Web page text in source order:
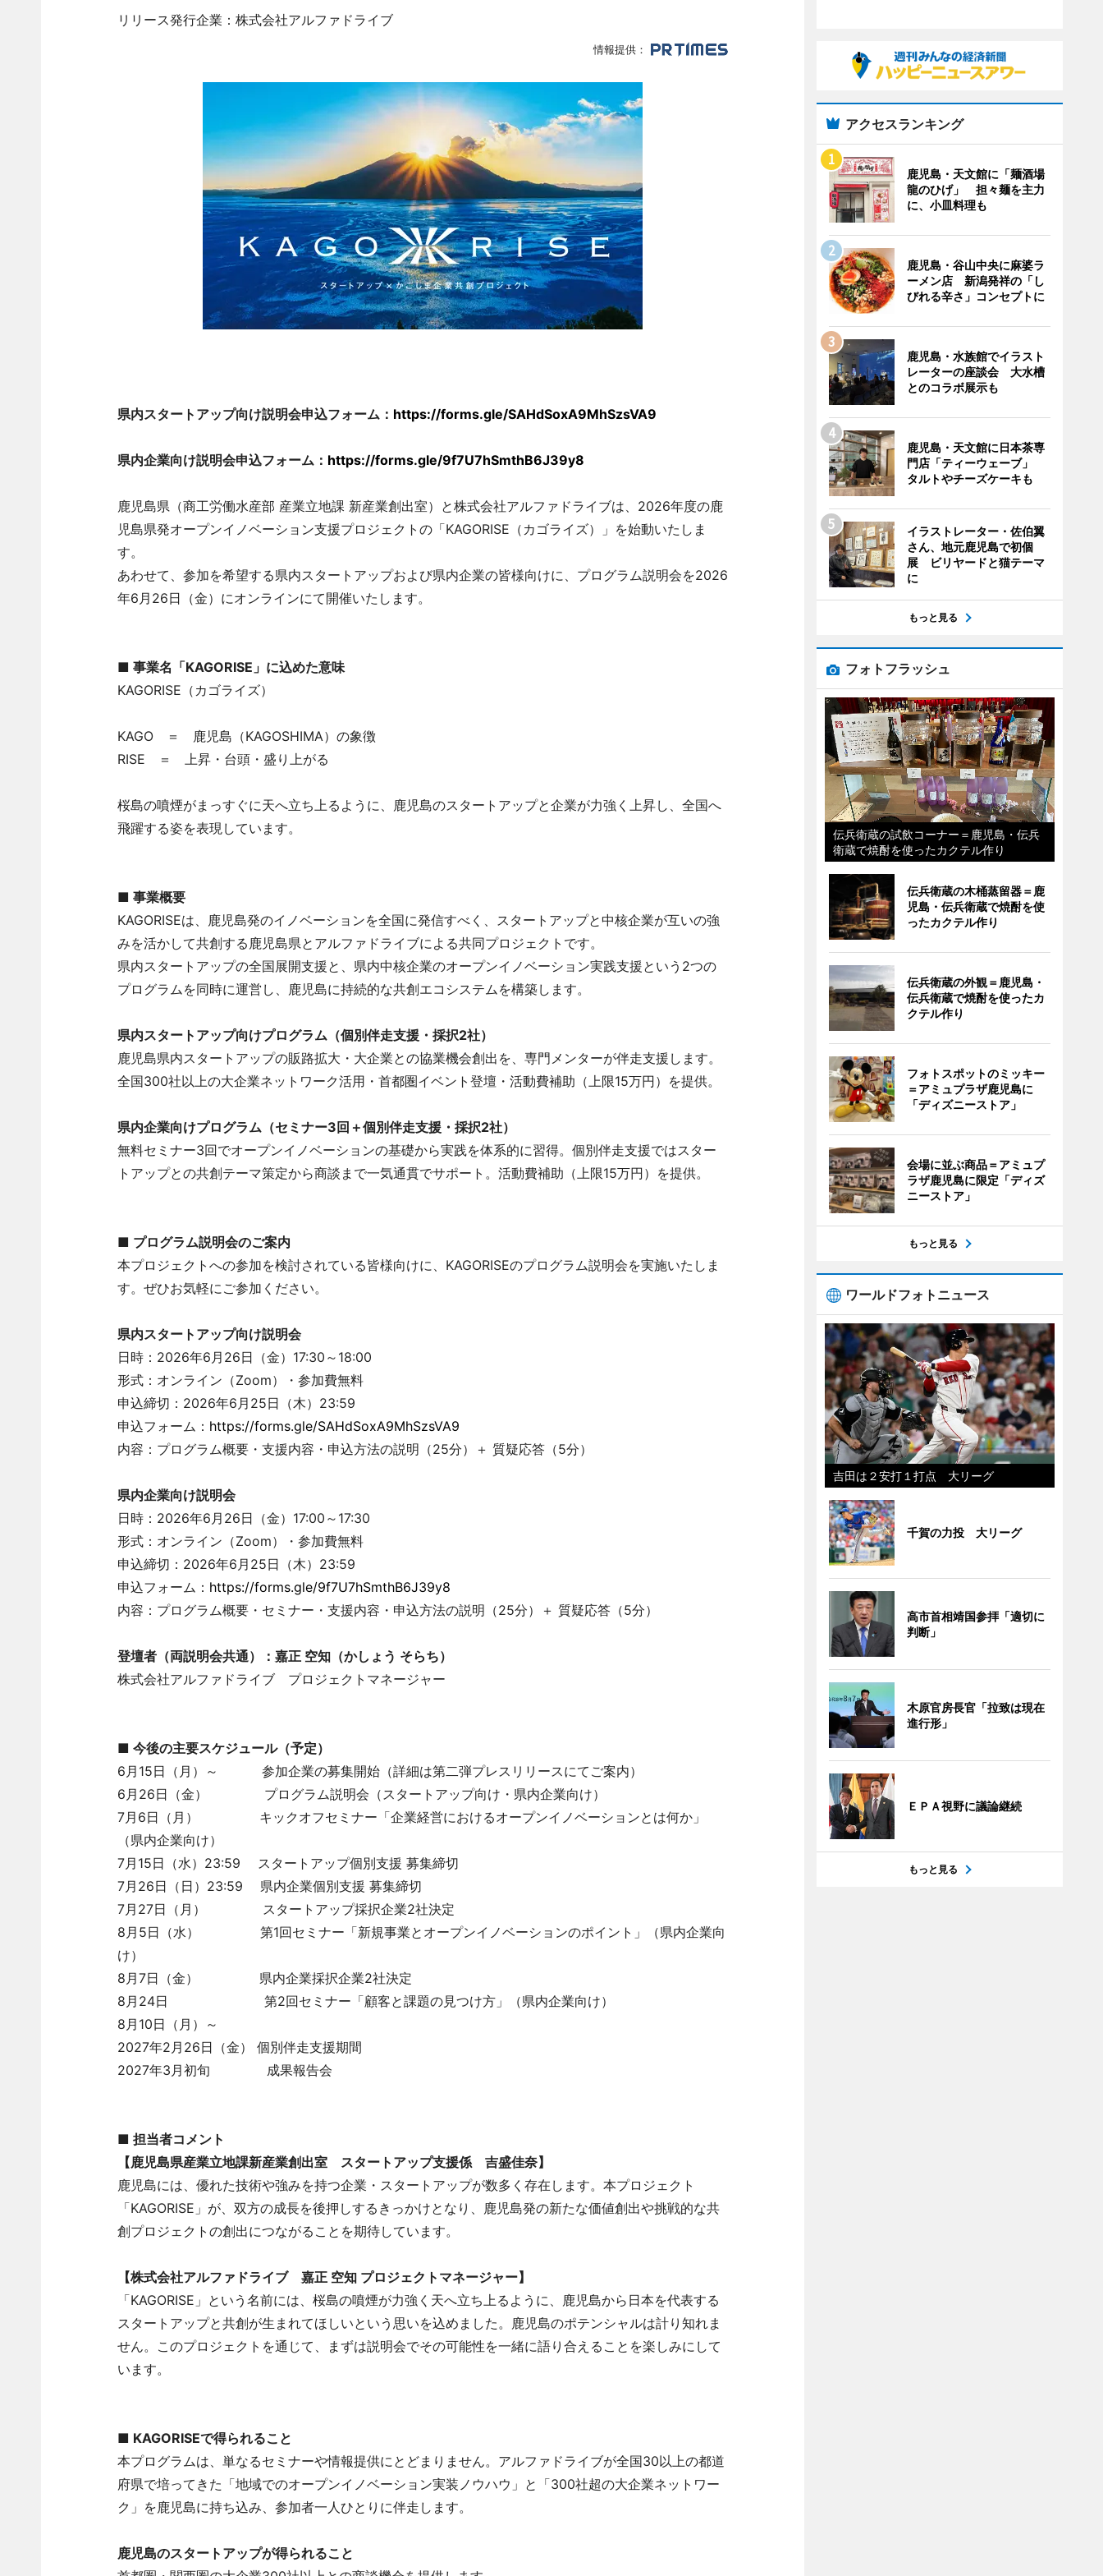
リリース発行企業：株式会社アルファドライブ
情報提供：
県内スタートアップ向け説明会申込フォーム： https://forms.gle/SAHdSoxA9MhSzsVA9
県内企業向け説明会申込フォーム： https://forms.gle/9f7U7hSmthB6J39y8
鹿児島県（商工労働水産部 産業立地課 新産業創出室）と株式会社アルファドライブは、2026年度の鹿
児島県発オープンイノベーション支援プロジェクトの「KAGORISE（カゴライズ）」を始動いたしま
す。
あわせて、参加を希望する県内スタートアップおよび県内企業の皆様向けに、プログラム説明会を2026
年6月26日（金）にオンラインにて開催いたします。
■ 事業名「KAGORISE」に込めた意味
KAGORISE（カゴライズ）
KAGO ＝ 鹿児島（KAGOSHIMA）の象徴
RISE ＝ 上昇・台頭・盛り上がる
桜島の噴煙がまっすぐに天へ立ち上るように、鹿児島のスタートアップと企業が力強く上昇し、全国へ
飛躍する姿を表現しています。
■ 事業概要
KAGORISEは、鹿児島発のイノベーションを全国に発信すべく、スタートアップと中核企業が互いの強
みを活かして共創する鹿児島県とアルファドライブによる共同プロジェクトです。
県内スタートアップの全国展開支援と、県内中核企業のオープンイノベーション実践支援という2つの
プログラムを同時に運営し、鹿児島に持続的な共創エコシステムを構築します。
県内スタートアップ向けプログラム（個別伴走支援・採択2社）
鹿児島県内スタートアップの販路拡大・大企業との協業機会創出を、専門メンターが伴走支援します。
全国300社以上の大企業ネットワーク活用・首都圏イベント登壇・活動費補助（上限15万円）を提供。
県内企業向けプログラム（セミナー3回＋個別伴走支援・採択2社）
無料セミナー3回でオープンイノベーションの基礎から実践を体系的に習得。個別伴走支援ではスター
トアップとの共創テーマ策定から商談まで一気通貫でサポート。活動費補助（上限15万円）を提供。
■ プログラム説明会のご案内
本プロジェクトへの参加を検討されている皆様向けに、KAGORISEのプログラム説明会を実施いたしま
す。ぜひお気軽にご参加ください。
県内スタートアップ向け説明会
日時：2026年6月26日（金）17:30～18:00
形式：オンライン（Zoom）・参加費無料
申込締切：2026年6月25日（木）23:59
申込フォーム： https://forms.gle/SAHdSoxA9MhSzsVA9
内容：プログラム概要・支援内容・申込方法の説明（25分）＋ 質疑応答（5分）
県内企業向け説明会
日時：2026年6月26日（金）17:00～17:30
形式：オンライン（Zoom）・参加費無料
申込締切：2026年6月25日（木）23:59
申込フォーム： https://forms.gle/9f7U7hSmthB6J39y8
内容：プログラム概要・セミナー・支援内容・申込方法の説明（25分）＋ 質疑応答（5分）
登壇者（両説明会共通）：嘉正 空知（かしょう そらち）
株式会社アルファドライブ プロジェクトマネージャー
■ 今後の主要スケジュール（予定）
6月15日（月）～ 参加企業の募集開始（詳細は第二弾プレスリリースにてご案内）
6月26日（金） プログラム説明会（スタートアップ向け・県内企業向け）
7月6日（月） キックオフセミナー「企業経営におけるオープンイノベーションとは何か」
（県内企業向け）
7月15日（水）23:59 スタートアップ個別支援 募集締切
7月26日（日）23:59 県内企業個別支援 募集締切
7月27日（月） スタートアップ採択企業2社決定
8月5日（水） 第1回セミナー「新規事業とオープンイノベーションのポイント」（県内企業向
け）
8月7日（金） 県内企業採択企業2社決定
8月24日 第2回セミナー「顧客と課題の見つけ方」（県内企業向け）
8月10日（月）～
2027年2月26日（金） 個別伴走支援期間
2027年3月初旬 成果報告会
■ 担当者コメント
【鹿児島県産業立地課新産業創出室 スタートアップ支援係 吉盛佳奈】
鹿児島には、優れた技術や強みを持つ企業・スタートアップが数多く存在します。本プロジェクト
「KAGORISE」が、双方の成長を後押しするきっかけとなり、鹿児島発の新たな価値創出や挑戦的な共
創プロジェクトの創出につながることを期待しています。
【株式会社アルファドライブ 嘉正 空知 プロジェクトマネージャー】
「KAGORISE」という名前には、桜島の噴煙が力強く天へ立ち上るように、鹿児島から日本を代表する
スタートアップと共創が生まれてほしいという思いを込めました。鹿児島のポテンシャルは計り知れま
せん。このプロジェクトを通じて、まずは説明会でその可能性を一緒に語り合えることを楽しみにして
います。
■ KAGORISEで得られること
本プログラムは、単なるセミナーや情報提供にとどまりません。アルファドライブが全国30以上の都道
府県で培ってきた「地域でのオープンイノベーション実装ノウハウ」と「300社超の大企業ネットワー
ク」を鹿児島に持ち込み、参加者一人ひとりに伴走します。
鹿児島のスタートアップが得られること
アクセスランキング
鹿児島・天文館に「麺酒場
龍のひげ」 担々麺を主力
に、小皿料理も
鹿児島・谷山中央に麻婆ラ
ーメン店 新潟発祥の「し
びれる辛さ」コンセプトに
鹿児島・水族館でイラスト
レーターの座談会 大水槽
とのコラボ展示も
鹿児島・天文館に日本茶専
門店「ティーウェーブ」
タルトやチーズケーキも
イラストレーター・佐伯翼
さん、地元鹿児島で初個
展 ビリヤードと猫テーマ
に
もっと見る
フォトフラッシュ
伝兵衛蔵の試飲コーナー＝鹿児島・伝兵
衛蔵で焼酎を使ったカクテル作り
伝兵衛蔵の木桶蒸留器＝鹿
児島・伝兵衛蔵で焼酎を使
ったカクテル作り
伝兵衛蔵の外観＝鹿児島・
伝兵衛蔵で焼酎を使ったカ
クテル作り
フォトスポットのミッキー
＝アミュプラザ鹿児島に
「ディズニーストア」
会場に並ぶ商品＝アミュプ
ラザ鹿児島に限定「ディズ
ニーストア」
もっと見る
ワールドフォトニュース
吉田は２安打１打点 大リーグ
千賀の力投 大リーグ
高市首相靖国参拝「適切に
判断」
木原官房長官「拉致は現在
進行形」
ＥＰＡ視野に議論継続
もっと見る